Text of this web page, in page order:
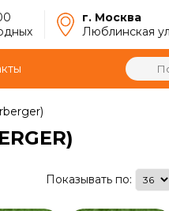
г. Москва
Люблинская
Показывать по: